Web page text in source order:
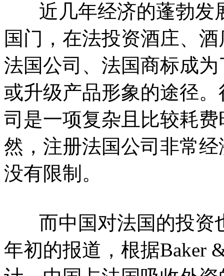
近几年经济的蓬勃发
国门，在法投资酒庄、
法国公司、法国商标成
或升级产品形象的途径
司是一项复杂且比较耗
然，注册法国公司非常
没有限制。
而中国对法国的投资
年初的报道，根据Baker